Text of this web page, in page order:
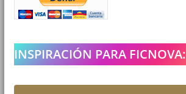
INSPIRACIÓN PARA FICNOVA: